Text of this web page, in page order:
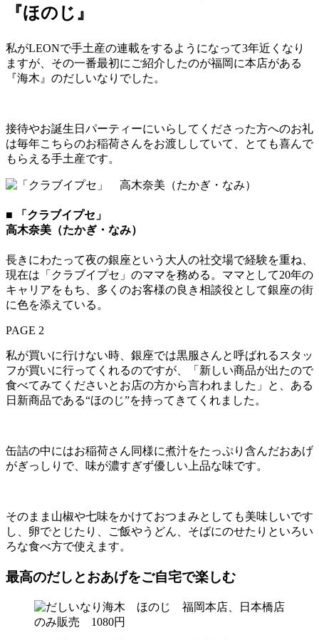
『ほのじ』
私がLEONで手土産の連載をするようになって3年近くなり
ますが、その一番最初にご紹介したのが福岡に本店がある
『海木』のだしいなりでした。
接待やお誕生日パーティーにいらしてくださった方へのお礼
は毎年こちらのお稲荷さんをお渡ししていて、とても喜んで
もらえる手土産です。
■ 「クラブイプセ」
高木奈美（たかぎ・なみ）
長きにわたって夜の銀座という大人の社交場で経験を重ね、
現在は「クラブイプセ」のママを務める。ママとして20年の
キャリアをもち、多くのお客様の良き相談役として銀座の街
に色を添えている。
PAGE 2
私が買いに行けない時、銀座では黒服さんと呼ばれるスタッ
フが買いに行ってくれるのですが、「新しい商品が出たので
食べてみてくださいとお店の方から言われました」と、ある
日新商品である“ほのじ”を持ってきてくれました。
缶詰の中にはお稲荷さん同様に煮汁をたっぷり含んだおあげ
がぎっしりで、味が濃すぎず優しい上品な味です。
そのまま山椒や七味をかけておつまみとしても美味しいです
し、卵でとじたり、ご飯やうどん、そばにのせたりといろい
ろな食べ方で使えます。
最高のだしとおあげをご自宅で楽しむ